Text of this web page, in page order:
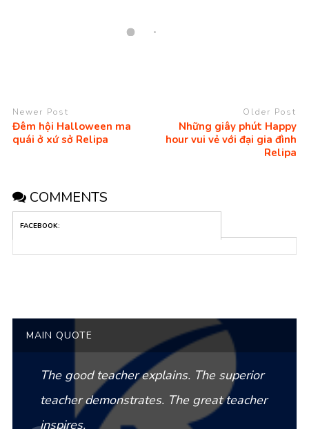
Newer Post
Đêm hội Halloween ma
quái ở xứ sở Relipa
Older Post
Những giây phút Happy
hour vui vẻ với đại gia đình
Relipa
COMMENTS
FACEBOOK:
MAIN QUOTE
The good teacher explains. The superior
teacher demonstrates. The great teacher
inspires.